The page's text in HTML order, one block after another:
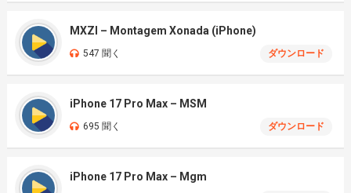
MXZI – Montagem Xonada (iPhone)
547 聞く ダウンロード
iPhone 17 Pro Max – MSM
695 聞く ダウンロード
iPhone 17 Pro Max – Mgm